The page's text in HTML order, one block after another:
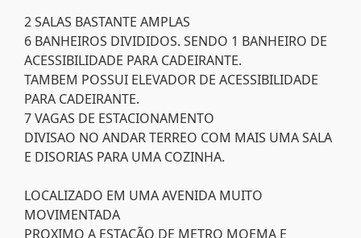
2 SALAS BASTANTE AMPLAS
6 BANHEIROS DIVIDIDOS. SENDO 1 BANHEIRO DE
ACESSIBILIDADE PARA CADEIRANTE.
TAMBEM POSSUI ELEVADOR DE ACESSIBILIDADE
PARA CADEIRANTE.
7 VAGAS DE ESTACIONAMENTO
DIVISAO NO ANDAR TERREO COM MAIS UMA SALA
E DISORIAS PARA UMA COZINHA.
LOCALIZADO EM UMA AVENIDA MUITO
MOVIMENTADA
PROXIMO A ESTAÇÃO DE METRO MOEMA E